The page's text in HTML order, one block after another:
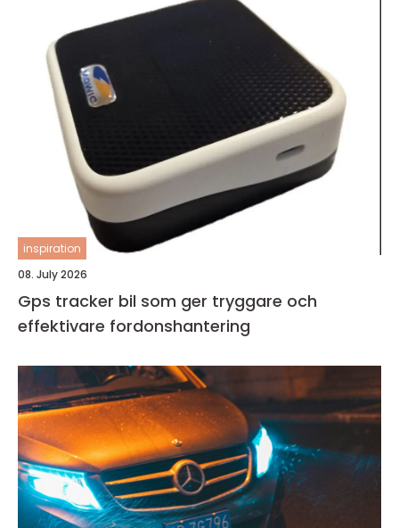
inspiration
08. July 2026
Gps tracker bil som ger tryggare och
effektivare fordonshantering